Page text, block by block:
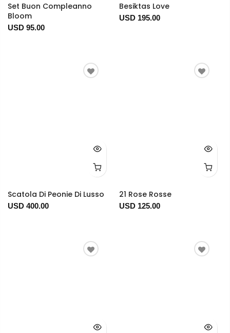
Set Buon Compleanno
Bloom
USD 95.00
Besiktas Love
USD 195.00
Scatola Di Peonie Di Lusso
USD 400.00
21 Rose Rosse
USD 125.00